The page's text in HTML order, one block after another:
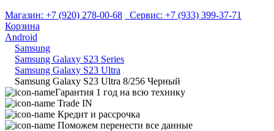
Магазин: +7 (920) 278-00-68 Сервис: +7 (933) 399-37-71
Корзина
Android
Samsung
Samsung Galaxy S23 Series
Samsung Galaxy S23 Ultra
Samsung Galaxy S23 Ultra 8/256 Черный
Гарантия 1 год на всю технику
Trade IN
Кредит и рассрочка
Поможем перенести все данные